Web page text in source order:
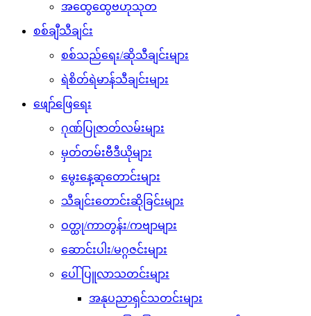
အထွေထွေဗဟုသုတ
စစ်ချီသီချင်း
စစ်သည်ရေး/ဆိုသီချင်းများ
ရဲစိတ်ရဲမာန်သီချင်းများ
ဖျော်ဖြေရေး
ဂုဏ်ပြုဇာတ်လမ်းများ
မှတ်တမ်းဗီဒီယိုများ
မွေးနေ့ဆုတောင်းများ
သီချင်းတောင်းဆိုခြင်းများ
ဝတ္ထု/ကာတွန်း/ကဗျာများ
ဆောင်းပါး/မဂ္ဂဇင်းများ
ပေါ်ပြူလာသတင်းများ
အနုပညာရှင်သတင်းများ